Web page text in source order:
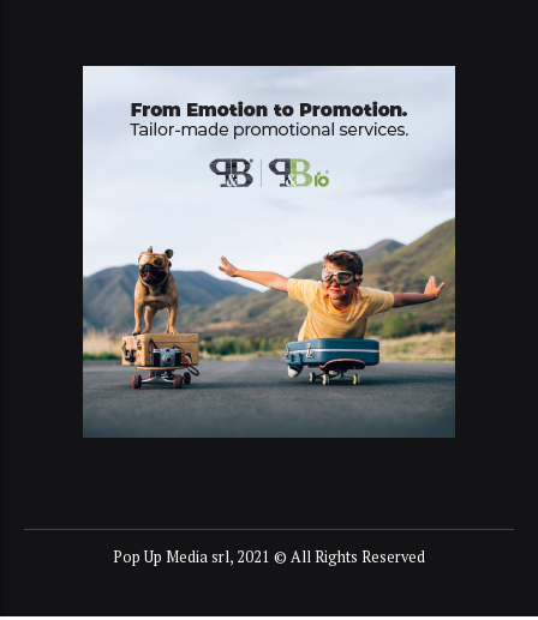
Pop Up Media srl, 2021 © All Rights Reserved